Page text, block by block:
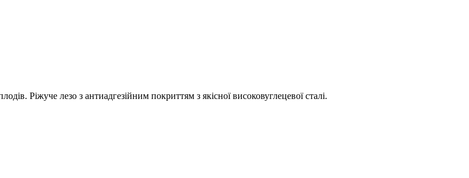
Ріжуче лезо з антиадгезійним покриттям з якісної високовуглецевої сталі.